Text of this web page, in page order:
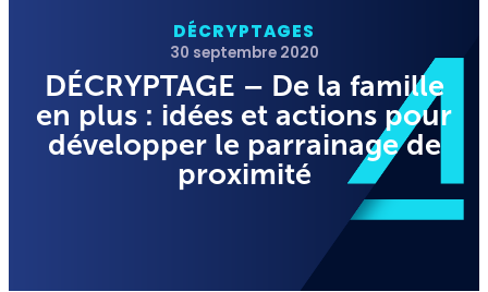
DÉCRYPTAGES
30 septembre 2020
DÉCRYPTAGE – De la famille
en plus : idées et actions pour
développer le parrainage de
proximité